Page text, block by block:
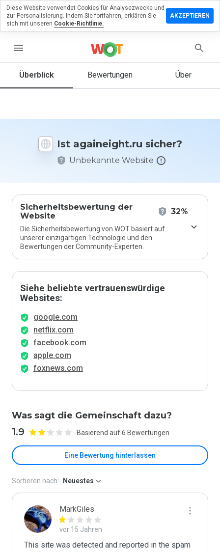
menu
Überblick Bewertungen Über
Ist againeight.ru sicher?
Unbekannte Website
Sicherheitsbewertung der
Website
32%
Die Sicherheitsbewertung von WOT basiert auf
unserer einzigartigen Technologie und den
Bewertungen der Community-Experten.
Siehe beliebte vertrauenswürdige
Websites:
google.com
netflix.com
facebook.com
apple.com
foxnews.com
Was sagt die Gemeinschaft dazu?
1.9 Basierend auf 6 Bewertungen
Eine Bewertung hinterlassen
eine
würden
Skala von
Sortieren nach: Neuestes
MarkGiles
vor 15 Jahren
This site was detected and reported in the spam
Diese Website verwendet Cookies für Analysezwecke und
zur Personalisierung. Indem Sie fortfahren, erklären Sie
sich mit unseren Cookie-Richtlinie.
AKZEPTIEREN